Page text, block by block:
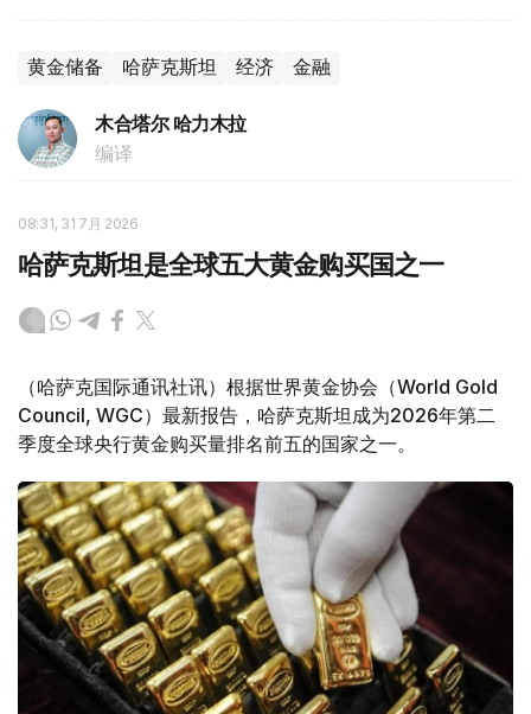
黄金储备 哈萨克斯坦 经济 金融
木合塔尔 哈力木拉
编译
08:31, 31 7月 2026
哈萨克斯坦是全球五大黄金购买国之一
（哈萨克国际通讯社讯）根据世界黄金协会（World Gold
Council, WGC）最新报告，哈萨克斯坦成为2026年第二
季度全球央行黄金购买量排名前五的国家之一。